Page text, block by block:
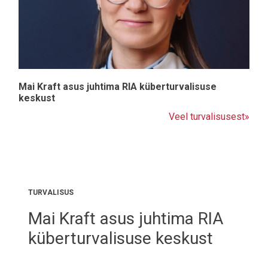
Mai Kraft asus juhtima RIA küberturvalisuse
keskust
Veel turvalisusest»
TURVALISUS
Mai Kraft asus juhtima RIA
küberturvalisuse keskust